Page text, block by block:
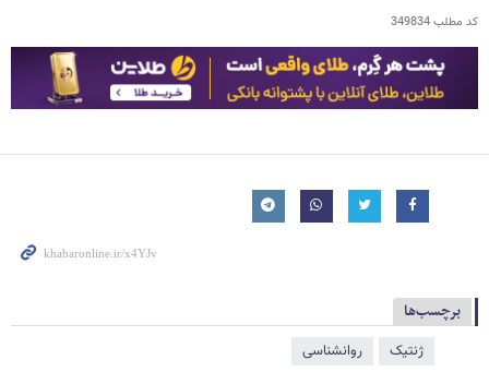
کد مطلب349834
برچسب‌ها
ژنتیک روانشناسی